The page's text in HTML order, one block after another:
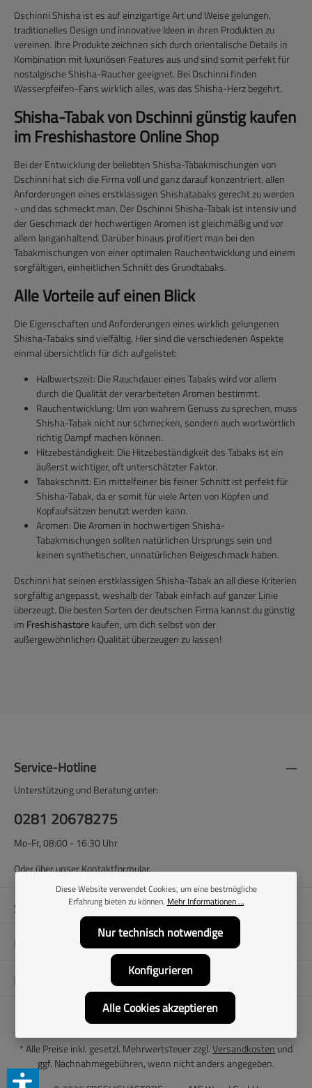
Dschinni Shisha ist es auf einzigartige Art und Weise gelungen,
traditionelles Design und innovative Ideen in ihren Produkten zu
vereinen. Ihre Produkte zeichnen sich durch orientalische Details in
Kombination mit luxuriösen Features aus und sind somit perfekt für
nostalgische Shisha-Raucher geeignet. Bei Dschinni finden
Wasserpfeifen-Fans wirklich alles, was das Shisha-Herz begehrt.
Shisha-Tabak von Dschinni günstig kaufen
im Freshishastore Online Shop
Bei der Entwicklung der beliebten Shisha-Tabakmischungen von
Dschinni hat sich die Firma voll und ganz darauf konzentriert, allen
Anforderungen eines erstklassigen Shishatabaks gerecht zu werden
- und das schmeckt man. Der Dschinni Shisha-Tabak ist intensiv und
der Geschmack der hochwertigen Aromen ist gleichmäßig und vor
allem langanhaltend. Darüber hinaus profitiert man bei den
Tabakmischungen von einer optimalen Rauchentwicklung und einem
sorgfältigen, einheitlichen Schnitt des Grundtabaks.
Alle Vorteile auf einen Blick
Die Eigenschaften und Anforderungen eines wirklich gelungenen
Shisha-Tabaks sind vielfältig. Hier sind die verschiedenen Aspekte
einmal übersichtlich für dich aufgelistet:
Halbwertszeit: Die Rauchdauer eines Tabaks wird vor allem
durch die Qualität der verarbeiteten Aromen bestimmt.
Rauchentwicklung: Um von wahrem Genuss zu sprechen, muss
Shisha-Tabak nicht nur schmecken, sondern auch wortwörtlich
richtig Dampf machen können.
Hitzebeständigkeit: Die Hitzebeständigkeit des Tabaks ist ein
äußerst wichtiger, oft unterschätzter Faktor.
Tabakschnitt: Ein mittelfeiner bis feiner Schnitt ist perfekt für
Shisha-Tabak, da er somit für viele Arten von Köpfen und
Kopfaufsätzen benutzt werden kann.
Aromen: Die Aromen in hochwertigen Shisha-
Tabakmischungen sollten natürlichen Ursprungs sein und
keinen synthetischen, unnatürlichen Beigeschmack haben.
Dschinni hat seinen erstklassigen Shisha-Tabak an all diese Kriterien
sorgfältig angepasst, weshalb der Tabak einfach auf ganzer Linie
überzeugt. Die besten Sorten der deutschen Firma kannst du günstig
im Freshishastorekaufen, um dich selbst von der
außergewöhnlichen Qualität überzeugen zu lassen!
Service-Hotline
Unterstützung und Beratung unter:
0281 20678275
Mo-Fr, 08:00 - 16:30 Uhr
Oder über unserKontaktformular.
Shop-Service
Filialen
Folge uns
* Alle Preise inkl. gesetzl. Mehrwertsteuer zzgl.Versandkosten und
ggf. Nachnahmegebühren, wenn nicht anders angegeben.
Diese Website verwendet Cookies, um eine bestmögliche
Erfahrung bieten zu können. Mehr Informationen ...
Nur technisch notwendige
Konfigurieren
Alle Cookies akzeptieren